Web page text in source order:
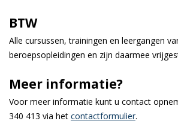
BTW
Alle cursussen, trainingen en leergangen
beroepsopleidingen en zijn daarmee
Meer informatie?
Voor meer informatie kunt u contact
340 413 via het contactformulier.